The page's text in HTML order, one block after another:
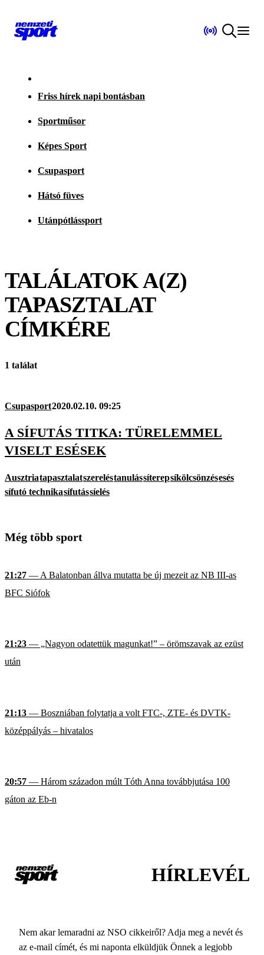
Friss hírek napi bontásban
Sportműsor
Képes Sport
Csupasport
Hátsó füves
Utánpótlássport
TALÁLATOK A(Z)
TAPASZTALAT
CÍMKÉRE
1 találat
Csupasport2020.02.10. 09:25
A SÍFUTÁS TITKA: TÜRELEMMEL
VISELT ESÉSEK
Ausztriatapasztalatszereléstanulássíterepsíkölcsönzésesés
sífutó technikasífutássíelés
Még több sport
21:27 — A Balatonban állva mutatta be új mezeit az NB III-as
BFC Siófok
21:23 — „Nagyon odatettük magunkat!” – örömszavak az ezüst
után
21:13 — Boszniában folytatja a volt FTC-, ZTE- és DVTK-
középpályás – hivatalos
20:57 — Három századon múlt Tóth Anna továbbjutása 100
gáton az Eb-n
HÍRLEVÉL
Nem akar lemaradni az NSO cikkeiről? Adja meg a nevét és
az e-mail címét, és mi naponta elküldjük Önnek a legjobb